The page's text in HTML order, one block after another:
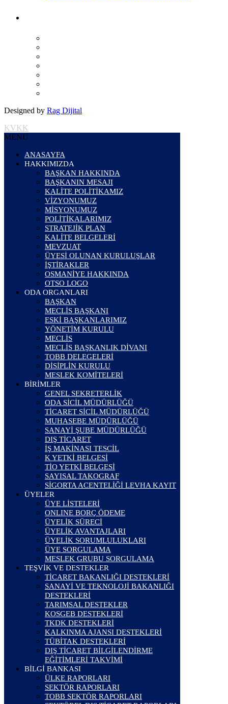
Designed by Rag Dijital
KVKK
MENU
ANASAYFA
HAKKIMIZDA
BAŞKAN HAKKINDA
BAŞKANIN MESAJI
KALİTE POLİTİKAMIZ
VİZYONUMUZ
MİSYONUMUZ
POLİTİKALARIMIZ
STRATEJİK PLAN
KALİTE BELGELERİ
MEVZUAT
ÜYESİ OLUNAN KURULUŞLAR
İŞTİRAKLER
OSMANİYE HAKKINDA
OTSO LOGO
ODA ORGANLARI
BAŞKAN
MECLİS BAŞKANI
ESKİ BAŞKANLARIMIZ
YÖNETİM KURULU
MECLİS
MECLİS BAŞKANLIK DİVANI
TOBB DELEGELERİ
DİSİPLİN KURULU
MESLEK KOMİTELERİ
BİRİMLER
GENEL SEKRETERLİK
ODA SİCİL MÜDÜRLÜĞÜ
TİCARET SİCİL MÜDÜRLÜĞÜ
MUHASEBE MÜDÜRLÜĞÜ
SANAYİ ŞUBE MÜDÜRLÜĞÜ
DIŞ TİCARET
İŞ MAKİNASI TESCİL
K YETKİ BELGESİ
TİO YETKİ BELGESİ
SAYISAL TAKOGRAF
SİGORTA ACENTELİĞİ LEVHA KAYIT
ÜYELER
ÜYE LİSTELERİ
ONLINE BORÇ ÖDEME
ÜYELİK SÜRECİ
ÜYELİK AVANTAJLARI
ÜYELİK SORUMLULUKLARI
ÜYE SORGULAMA
MESLEK GRUBU SORGULAMA
TEŞVİK VE DESTEKLER
TİCARET BAKANLIĞI DESTEKLERİ
SANAYİ VE TEKNOLOJİ BAKANLIĞI
DESTEKLERİ
TARIMSAL DESTEKLER
KOSGEB DESTEKLERİ
TKDK DESTEKLERİ
KALKINMA AJANSI DESTEKLERİ
TÜBİTAK DESTEKLERİ
DIŞ TİCARET BİLGİLENDİRME
EĞİTİMLERİ TAKVİMİ
BİLGİ BANKASI
ÜLKE RAPORLARI
SEKTÖR RAPORLARI
TOBB SEKTÖR RAPORLARI